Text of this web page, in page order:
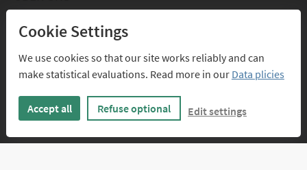
Cookie Settings
We use cookies so that our site works reliably and can
make statistical evaluations. Read more in our Data plicies
Accept all Refuse optional Edit settings